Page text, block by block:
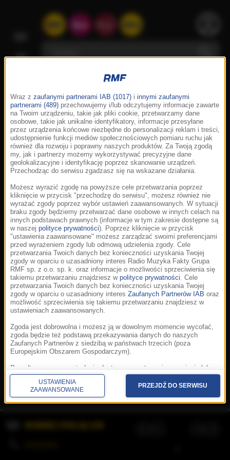
Korzystanie z portalu oznacza akceptację
Prywatność.Aplikacje.© 2026 Radio Muzyka
Fakty Grupa RMF sp. z o.o. sp. k.
Wraz z zaufanymi partnerami IAB (1017) i innymi zaufanymi
partnerami (489) przechowujemy i/lub odczytujemy informacje zawarte
na Twoim urządzeniu, takie jak pliki cookie, przetwarzamy dane
osobowe, takie jak unikalne identyfikatory, informacje przesyłane
przez urządzenia końcowe niezbędne do personalizacji reklam i treści,
udostępnienie funkcji mediów społecznościowych pomiaru ruchu jak
również dla rozwoju i poprawny naszych produktów. Za Twoją zgodą
my, jak i partnerzy możemy wykorzystywać precyzyjne dane
geolokalizacyjne i identyfikację poprzez skanowanie urządzeń.
Przechodząc do serwisu zgadzasz się na wskazane działania.
Możesz wyrazić zgodę na powyższe cele przetwarzania poprzez
kliknięcie w przycisk "przechodzę do serwisu", możesz również nie
wyrażać zgody poprzez wybór ustawień zaawansowanych. W sytuacji
braku zgody będziemy przetwarzać dane osobowe w innych celach na
innych podstawach prawnych (informacje w tym zakresie dostępne są
w naszej polityce prywatności). Poprzez kliknięcie w przycisk
"ustawienia zaawansowane" możesz zarządzać swoimi preferencjami
przed wyrażeniem zgody lub odmową udzielenia zgody. Cele
przetwarzania Twoich danych bez konieczności uzyskania Twojej
zgody w oparciu o uzasadniony interes Radio Muzyka Fakty Grupa
RMF sp. z o.o. sp. k. oraz informacje o możliwości sprzeciwienia się
takiemu przetwarzaniu znajdziesz w polityce prywatności. Cele
przetwarzania Twoich danych bez konieczności uzyskania Twojej
zgody w oparciu o uzasadniony interes Zaufanych Partnerów IAB oraz
możliwość sprzeciwienia się takiemu przetwarzaniu znajdziesz w
ustawieniach zaawansowanych.
Zgoda jest dobrowolna i możesz ją w dowolnym momencie wycofać,
zgoda będzie też podstawą przekazywania danych do naszych
Zaufanych Partnerów z siedzibą w państwach trzecich (poza
Europejskim Obszarem Gospodarczym).
Ponadto masz prawo żądania dostępu, sprostowania, usunięcia lub
ograniczenia przetwarzania danych, a także złożenia skargi do
Prezesa Urzędu Ochrony Danych Osobowych. W polityce prywatności
znajdziesz informacje jak wykonać swoje prawa. Szczegółowe
informacje na temat przetwarzania Twoich danych znajdują się w
USTAWIENIA
ZAAWANSOWANE
PRZEJDŹ DO SERWISU